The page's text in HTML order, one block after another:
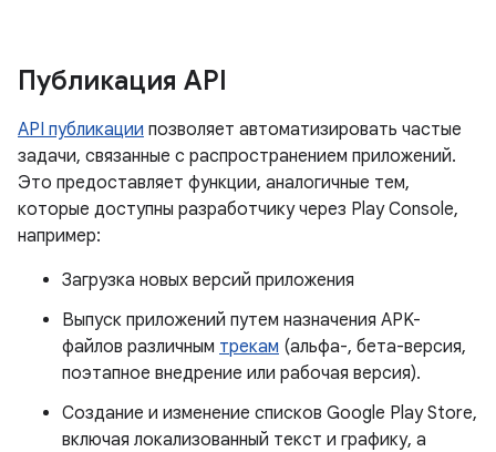
Публикация API
API публикации позволяет автоматизировать частые
задачи, связанные с распространением приложений.
Это предоставляет функции, аналогичные тем,
которые доступны разработчику через Play Console,
например:
Загрузка новых версий приложения
Выпуск приложений путем назначения APK-
файлов различным трекам (альфа-, бета-версия,
поэтапное внедрение или рабочая версия).
Создание и изменение списков Google Play Store,
включая локализованный текст и графику, а